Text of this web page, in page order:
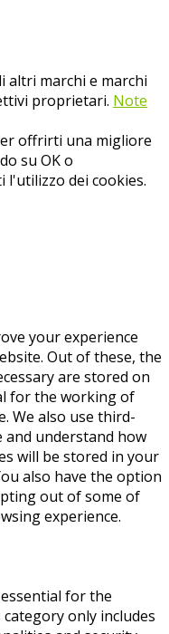
altri marchi e marchi
proprietari. Note
offrirti una migliore
su OK o
l'utilizzo dei cookies.
your experience
Out of these, the
are stored on
for the working of
We also use third-
and understand how
will be stored in your
also have the option
out of some of
experience.
for the
only includes